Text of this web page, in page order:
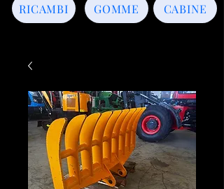
CABINE
GOMME
RICAMBI